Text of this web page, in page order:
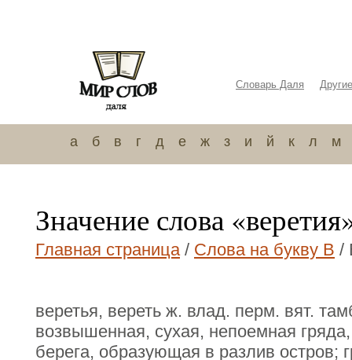
Словарь Даля
а б в г д е ж з и й к л м
Значение слова
Главная страница/ Слова на букву В /
веретья, вереть ж. влад. перм. вят.
возвышенная, сухая, непоемная
берега, образующая в разлив остров;